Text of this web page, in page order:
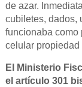
de azar.
cubiletes, dados,
funcionaba como
celular propiedad
El Ministerio
el artículo 301